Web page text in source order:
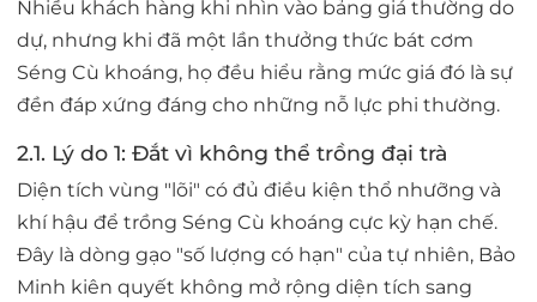
Nhiều khách hàng khi nhìn vào bảng giá thường do
dự, nhưng khi đã một lần thưởng thức bát cơm
Séng Cù khoáng, họ đều hiểu rằng mức giá đó là sự
đền đáp xứng đáng cho những nỗ lực phi thường.
2.1. Lý do 1: Đắt vì không thể trồng đại trà
Diện tích vùng "lõi" có đủ điều kiện thổ nhưỡng và
khí hậu để trồng Séng Cù khoáng cực kỳ hạn chế.
Đây là dòng gạo "số lượng có hạn" của tự nhiên, Bảo
Minh kiên quyết không mở rộng diện tích sang